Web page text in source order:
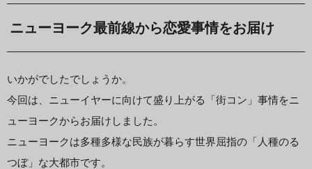
ニューヨーク最前線から恋愛事情をお届け
いかがでしたでしょうか。
今回は、ニューイヤーに向けて盛り上がる「街コン」事情をニ
ューヨークからお届けしました。
ニューヨークは多種多様な民族が暮らす世界屈指の「人種のる
つぼ」な大都市です。